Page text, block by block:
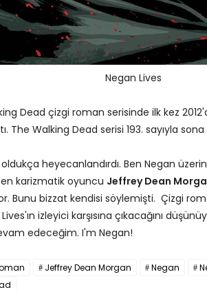
Negan Lives
Dead çizgi roman serisinde ilk kez
The Walking Dead serisi 193. sayıyla
heyecanlandırdı. Ben Negan
karizmatik oyuncu Jeffrey Dean
Bunu bizzat kendisi söylemişti. Çizgi
izleyici karşısına çıkacağını
edeceğim. I'm Negan!
Jeffrey Dean Morgan Negan